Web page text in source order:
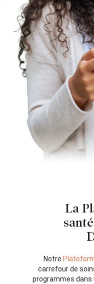
La
Notre
carrefour de
programmes dans